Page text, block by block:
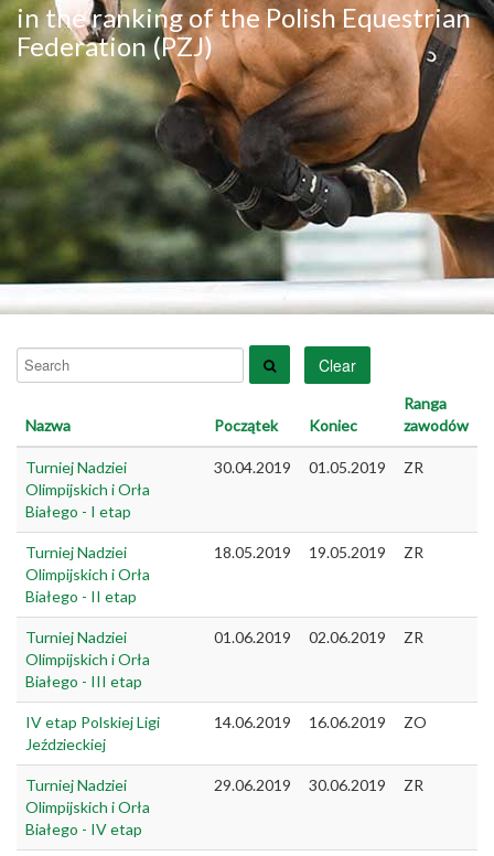
in the ranking of the Polish Equestrian
Federation (PZJ)
Search Clear
Nazwa Początek Koniec
Ranga
zawodów
Turniej Nadziei
Olimpijskich i Orła
Białego - I etap
30.04.2019 01.05.2019 ZR
Turniej Nadziei
Olimpijskich i Orła
Białego - II etap
18.05.2019 19.05.2019 ZR
Turniej Nadziei
Olimpijskich i Orła
Białego - III etap
01.06.2019 02.06.2019 ZR
IV etap Polskiej Ligi
Jeździeckiej
14.06.2019 16.06.2019 ZO
Turniej Nadziei
Olimpijskich i Orła
Białego - IV etap
29.06.2019 30.06.2019 ZR